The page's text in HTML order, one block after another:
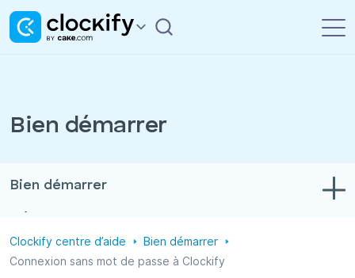
Bien démarrer
Bien démarrer
Suivi du temps et des dépenses
Clockify centre d’aide
Bien démarrer
Connexion sans mot de passe à Clockify